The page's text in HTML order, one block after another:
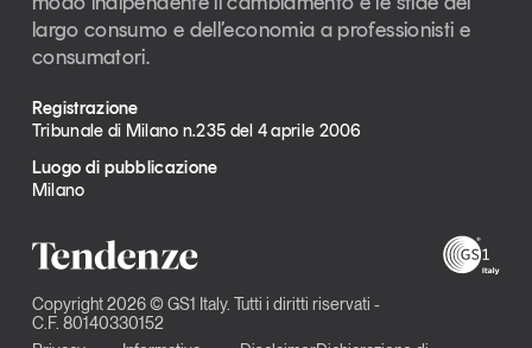
largo consumo e dell’economia a professionisti e
consumatori.
Registrazione
Tribunale di Milano n.235 del 4 aprile 2006
Luogo di pubblicazione
Milano
Copyright 2026 © GS1 Italy. Tutti i diritti riservati -
C.F. 80140330152